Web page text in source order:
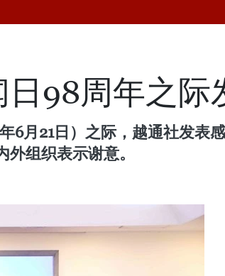
98周年之际
6月21日）之际，越通社发表
组织表示谢意。